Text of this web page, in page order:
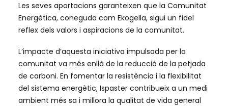
Les seves aportacions garanteixen que la Comunitat
Energètica, coneguda com Ekogella, sigui un fidel
reflex dels valors i aspiracions de la comunitat.
L’impacte d’aquesta iniciativa impulsada per la
comunitat va més enllà de la reducció de la petjada
de carboni. En fomentar la resistència i la flexibilitat
del sistema energètic, Ispaster contribueix a un medi
ambient més sa i millora la qualitat de vida general